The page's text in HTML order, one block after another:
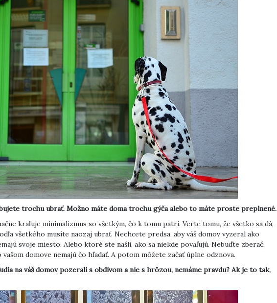
trochu ubrať. Možno máte doma trochu gýča alebo to máte proste preplnené.
kraľuje minimalizmus so všetkým, čo k tomu patrí. Verte tomu, že všetko sa dá,
všetkého musíte naozaj ubrať. Nechcete predsa, aby váš domov vyzeral ako
svoje miesto. Alebo ktoré ste našli, ako sa niekde povaľujú. Nebuďte zberač,
domove nemajú čo hľadať. A potom môžete začať úplne odznova.
na váš domov pozerali s obdivom a nie s hrôzou, nemáme pravdu? Ak je to tak,